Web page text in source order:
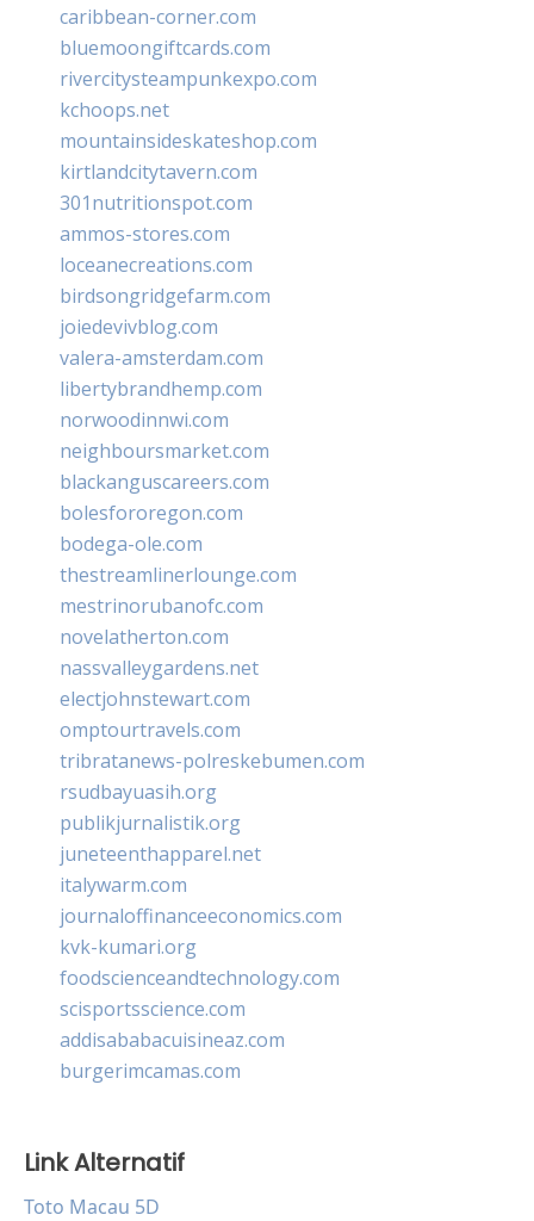
caribbean-corner.com
bluemoongiftcards.com
rivercitysteampunkexpo.com
kchoops.net
mountainsideskateshop.com
kirtlandcitytavern.com
301nutritionspot.com
ammos-stores.com
loceanecreations.com
birdsongridgefarm.com
joiedevivblog.com
valera-amsterdam.com
libertybrandhemp.com
norwoodinnwi.com
neighboursmarket.com
blackanguscareers.com
bolesfororegon.com
bodega-ole.com
thestreamlinerlounge.com
mestrinorubanofc.com
novelatherton.com
nassvalleygardens.net
electjohnstewart.com
omptourtravels.com
tribratanews-polreskebumen.com
rsudbayuasih.org
publikjurnalistik.org
juneteenthapparel.net
italywarm.com
journaloffinanceeconomics.com
kvk-kumari.org
foodscienceandtechnology.com
scisportsscience.com
addisababacuisineaz.com
burgerimcamas.com
Link Alternatif
Toto Macau 5D